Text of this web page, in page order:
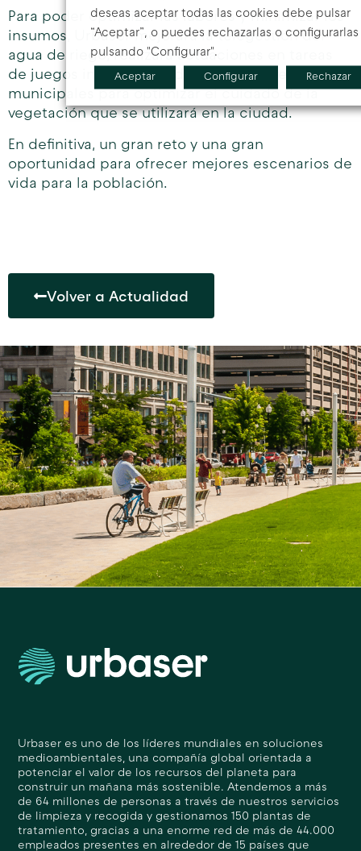
Para poder optimizar las labores y minimizar los
insumos, Urbaser mejorará la telegestión del
agua de riego, realizará actuaciones en tareas
de juegos infantiles, y adecuará los viveros
municipales para optimizar el cuidado de la
vegetación que se utilizará en la ciudad.
En definitiva, un gran reto y una gran
oportunidad para ofrecer mejores escenarios de
vida para la población.
Volver a Actualidad
Urbaser es uno de los líderes mundiales en soluciones
medioambientales, una compañía global orientada a
potenciar el valor de los recursos del planeta para
construir un mañana más sostenible. Atendemos a más
de 64 millones de personas a través de nuestros servicios
de limpieza y recogida y gestionamos 150 plantas de
tratamiento, gracias a una enorme red de más de 44.000
empleados presentes en alrededor de 15 países que
deseas aceptar todas las cookies debe pulsar
“Aceptar”, o puedes rechazarlas o configurarlas
pulsando "Configurar".
Aceptar Configurar Rechazar